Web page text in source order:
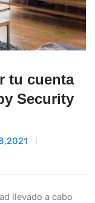
tu cuenta
Security
llevado a cabo